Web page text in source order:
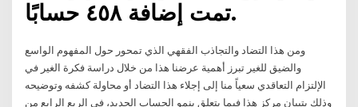
تمت إضافة ٤٥٨ حسابًا.
ومن هذا التضاد والتجاذب الفقهي الذي تمحور حول المفهوم الواسع
والضيق للغير تبرز أهمية عرضنا هذا من خلال دراسة فكرة الغير في
الإلتزام التعاقدي سعياً منا إلى إجلاء هذا التضاد أو محاولة كشفه وتوضيحه
وذلك بتبيان مركز هذا فيما يتعلق بنمو الحساب الجديد، في الربع الرابع من